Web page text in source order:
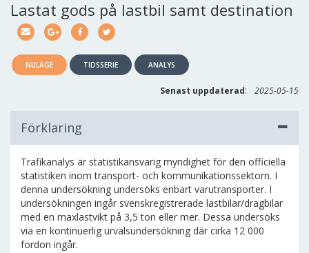
Lastat gods på lastbil samt destination
NULÄGE TIDSSERIE ANALYS
Senast uppdaterad: 2025-05-15
Förklaring
Trafikanalys är statistikansvarig myndighet för den officiella
statistiken inom transport- och kommunikationssektorn. I
denna undersökning undersöks enbart varutransporter. I
undersökningen ingår svenskregistrerade lastbilar/dragbilar
med en maxlastvikt på 3,5 ton eller mer. Dessa undersöks
via en kontinuerlig urvalsundersökning där cirka 12 000
fordon ingår.